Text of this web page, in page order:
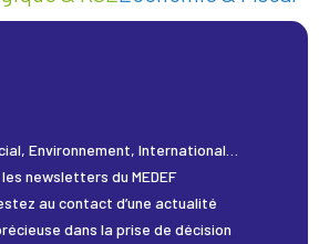
Environnement, International…
newsletters du MEDEF
au contact d’une actualité
dans la prise de décision